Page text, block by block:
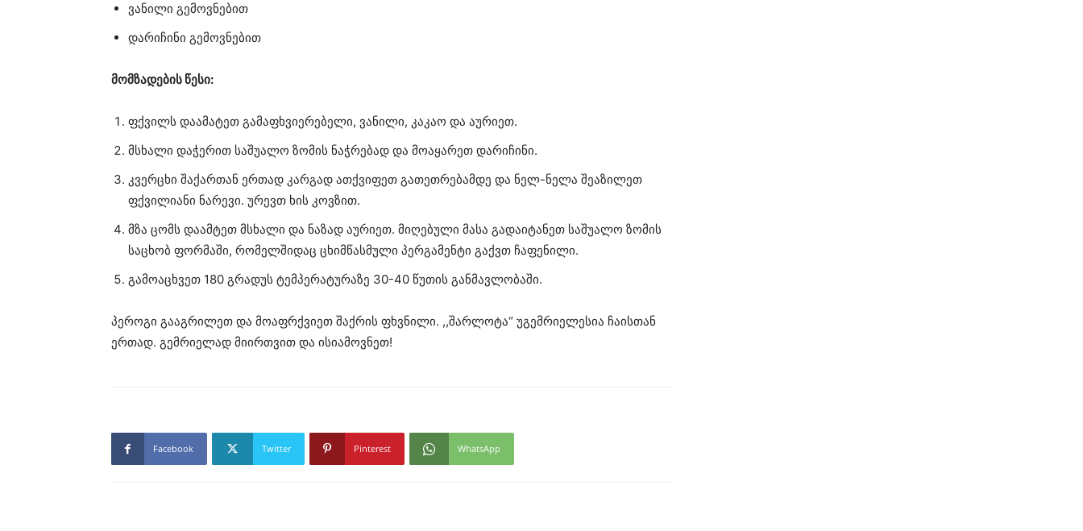
ვანილი გემოვნებით
დარიჩინი გემოვნებით
მომზადების წესი:
ფქვილს დაამატეთ გამაფხვიერებელი, ვანილი, კაკაო და აურიეთ.
მსხალი დაჭერით საშუალო ზომის ნაჭრებად და მოაყარეთ დარიჩინი.
კვერცხი შაქართან ერთად კარგად ათქვიფეთ გათეთრებამდე და ნელ-ნელა შეაზილეთ
ფქვილიანი ნარევი. ურევთ ხის კოვზით.
მზა ცომს დაამტეთ მსხალი და ნაზად აურიეთ. მიღებული მასა გადაიტანეთ საშუალო ზომის
საცხობ ფორმაში, რომელშიდაც ცხიმწასმული პერგამენტი გაქვთ ჩაფენილი.
გამოაცხვეთ 180 გრადუს ტემპერატურაზე 30-40 წუთის განმავლობაში.
პეროგი გააგრილეთ და მოაფრქვიეთ შაქრის ფხვნილი. ,,შარლოტა“ უგემრიელესია ჩაისთან
ერთად. გემრიელად მიირთვით და ისიამოვნეთ!
Facebook Twitter Pinterest WhatsApp